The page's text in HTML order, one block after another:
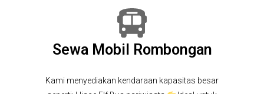
Sewa Mobil Rombongan
Kami menyediakan kendaraan kapasitas besar